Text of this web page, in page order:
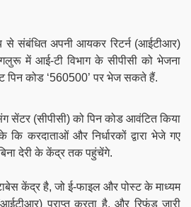
से संबंधित अपनी आयकर रिटर्न (आईटीआर)
में आई-टी विभाग के सीपीसी को भेजना
पिन कोड ‘560500’ पर भेज सकते हैं.
सेंटर (सीपीसी) को पिन कोड आवंटित किया
करदाताओं और निर्धारकों द्वारा भेजे गए
देरी के केंद्र तक पहुंचेंगे.
केंद्र है, जोई-फाइल और पोस्ट के माध्यम
प्राप्त करता है, और रिफंड जारी